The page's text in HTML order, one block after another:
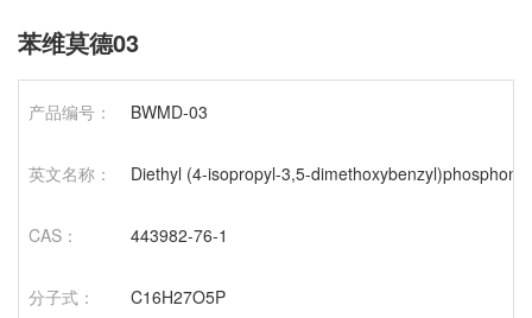
苯维莫德03
产品编号： BWMD-03
英文名称： Diethyl (4-isopropyl-3,5-
CAS： 443982-76-1
分子式： C16H27O5P